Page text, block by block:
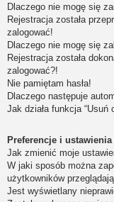
Dlaczego nie mogę się
Rejestracja została
zalogować!
Dlaczego nie mogę się
Rejestracja została
zalogować?!
Nie pamiętam hasła!
Dlaczego następuje
Jak działa funkcja “Usuń
Preferencje i
Jak zmienić moje
W jaki sposób można
użytkowników
Jest wyświetlany